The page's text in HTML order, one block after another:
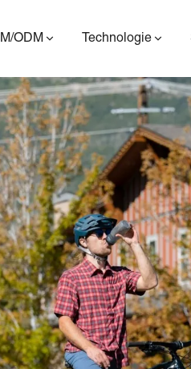
ODM Technologie
ES400AV2